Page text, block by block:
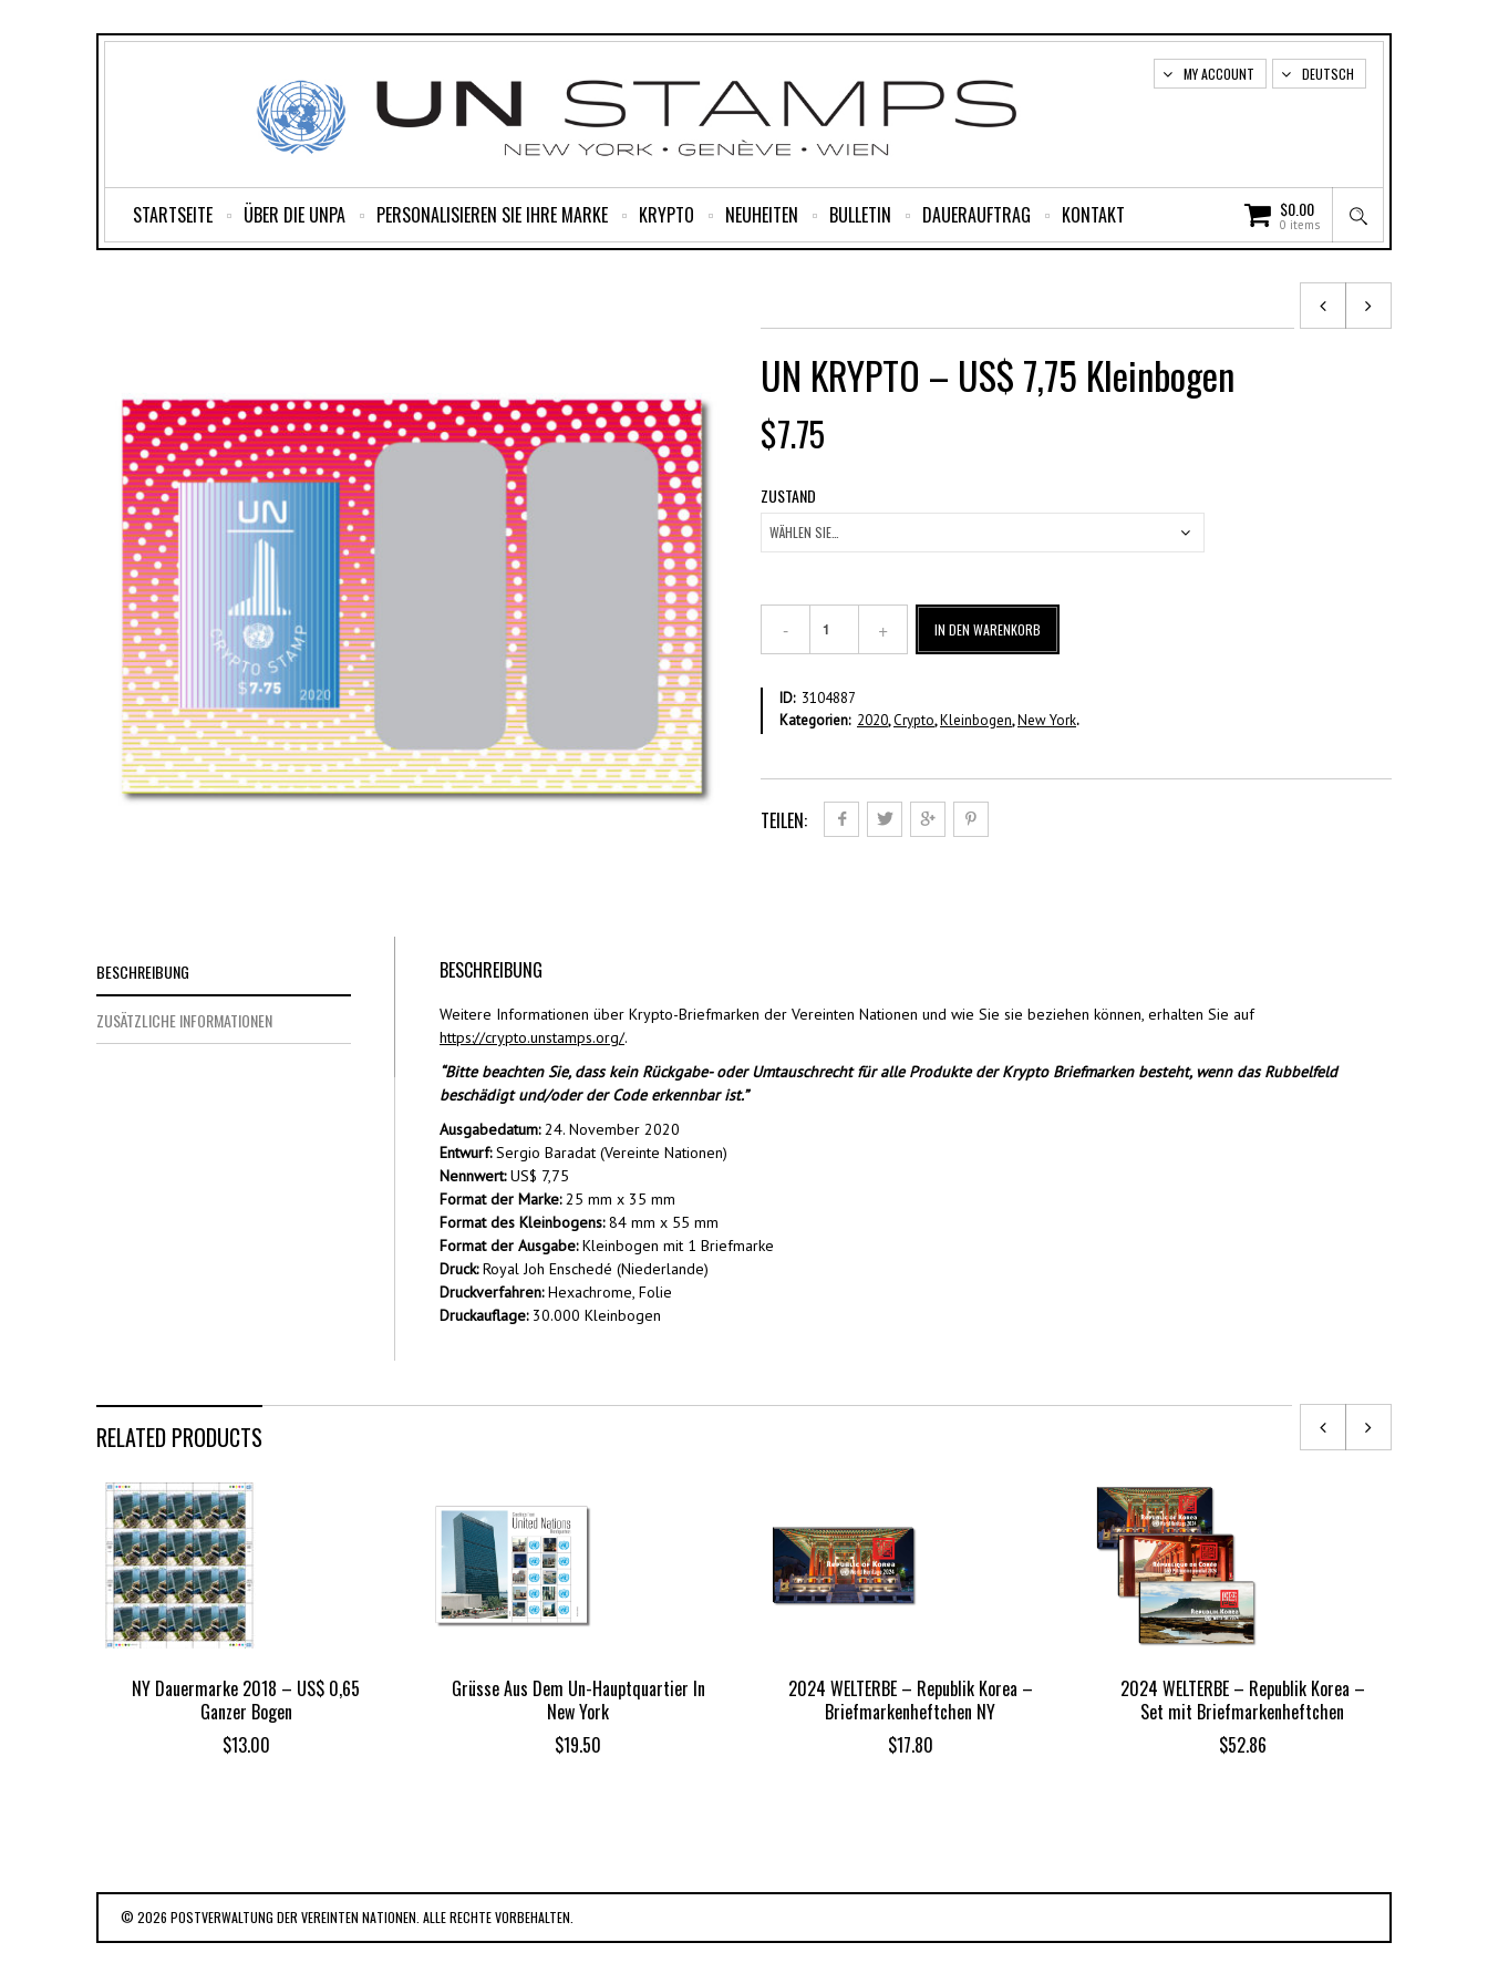
DEUTSCH
MY ACCOUNT
$0.00
0 items
STARTSEITE ÜBER DIE UNPA PERSONALISIEREN SIE IHRE MARKE KRYPTO NEUHEITEN BULLETIN DAUERAUFTRAG KONTAKT
UN KRYPTO – US$ 7,75 Kleinbogen
$7.75
ZUSTAND
KRYPTO
–
7,75
Kleinbogen
IN DEN WARENKORB
ID: 3104887
Kategorien: 2020,Crypto,Kleinbogen,New York.
TEILEN:
BESCHREIBUNG
ZUSÄTZLICHE INFORMATIONEN
BESCHREIBUNG
Weitere Informationen über Krypto-Briefmarken der Vereinten Nationen und wie Sie sie beziehen können, erhalten Sie auf
https://crypto.unstamps.org/.
“Bitte beachten Sie, dass kein Rückgabe- oder Umtauschrecht für alle Produkte der Krypto Briefmarken besteht, wenn das Rubbelfeld
beschädigt und/oder der Code erkennbar ist.”
Ausgabedatum:24. November 2020
Entwurf:Sergio Baradat (Vereinte Nationen)
Nennwert:US$ 7,75
Format der Marke:25 mm x 35 mm
Format des Kleinbogens:84 mm x 55 mm
Format der Ausgabe:Kleinbogen mit 1 Briefmarke
Druck:Royal Joh Enschedé (Niederlande)
Druckverfahren:Hexachrome, Folie
Druckauflage:30.000 Kleinbogen
RELATED PRODUCTS
NY Dauermarke 2018 – US$ 0,65
Ganzer Bogen
$13.00
Grüsse Aus Dem Un-Hauptquartier In
New York
$19.50
2024 WELTERBE – Republik Korea –
Briefmarkenheftchen NY
$17.80
2024 WELTERBE – Republik Korea –
Set mit Briefmarkenheftchen
$52.86
© 2026 POSTVERWALTUNG DER VEREINTEN NATIONEN. ALLE RECHTE VORBEHALTEN.